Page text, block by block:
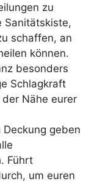
zu
Sanitätskiste,
schaffen, an
können.
besonders
Schlagkraft
Nähe eurer
geben
Führt
um euren